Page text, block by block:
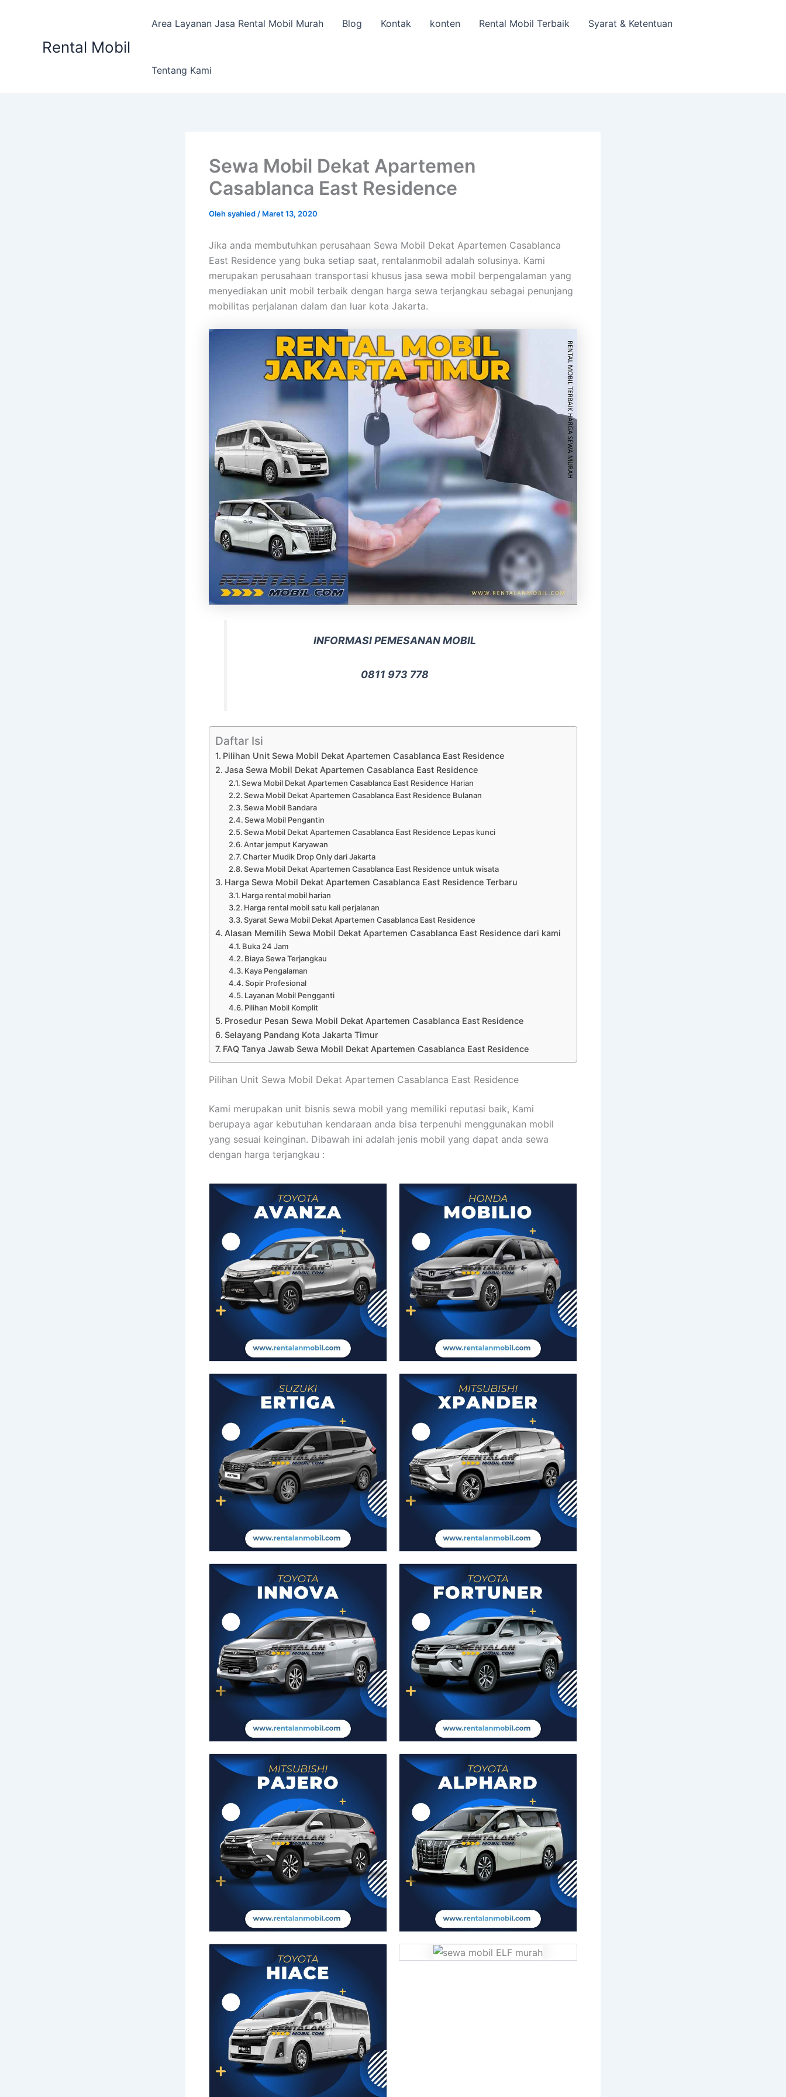
Rental Mobil
Area Layanan Jasa Rental Mobil Murah Blog Kontak konten Rental Mobil Terbaik Syarat & Ketentuan
Tentang Kami
Sewa Mobil Dekat Apartemen
Casablanca East Residence
Olehsyahied / Maret 13, 2020
Jika anda membutuhkan perusahaan Sewa Mobil Dekat Apartemen Casablanca
East Residence yang buka setiap saat, rentalanmobil adalah solusinya. Kami
merupakan perusahaan transportasi khusus jasa sewa mobil berpengalaman yang
menyediakan unit mobil terbaik dengan harga sewa terjangkau sebagai penunjang
mobilitas perjalanan dalam dan luar kota Jakarta.
INFORMASI PEMESANAN MOBIL
0811 973 778
Daftar Isi
Pilihan Unit Sewa Mobil Dekat Apartemen Casablanca East Residence
Jasa Sewa Mobil Dekat Apartemen Casablanca East Residence
Sewa Mobil Dekat Apartemen Casablanca East Residence Harian
Sewa Mobil Dekat Apartemen Casablanca East Residence Bulanan
Sewa Mobil Bandara
Sewa Mobil Pengantin
Sewa Mobil Dekat Apartemen Casablanca East Residence Lepas kunci
Antar jemput Karyawan
Charter Mudik Drop Only dari Jakarta
Sewa Mobil Dekat Apartemen Casablanca East Residence untuk wisata
Harga Sewa Mobil Dekat Apartemen Casablanca East Residence Terbaru
Harga rental mobil harian
Harga rental mobil satu kali perjalanan
Syarat Sewa Mobil Dekat Apartemen Casablanca East Residence
Alasan Memilih Sewa Mobil Dekat Apartemen Casablanca East Residence dari kami
Buka 24 Jam
Biaya Sewa Terjangkau
Kaya Pengalaman
Sopir Profesional
Layanan Mobil Pengganti
Pilihan Mobil Komplit
Prosedur Pesan Sewa Mobil Dekat Apartemen Casablanca East Residence
Selayang Pandang Kota Jakarta Timur
FAQ Tanya Jawab Sewa Mobil Dekat Apartemen Casablanca East Residence
Pilihan Unit Sewa Mobil Dekat Apartemen Casablanca East Residence
Kami merupakan unit bisnis sewa mobil yang memiliki reputasi baik, Kami
berupaya agar kebutuhan kendaraan anda bisa terpenuhi menggunakan mobil
yang sesuai keinginan. Dibawah ini adalah jenis mobil yang dapat anda sewa
dengan harga terjangkau :